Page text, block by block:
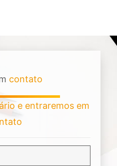
contato
e entraremos em